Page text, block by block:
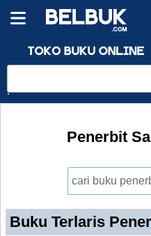
Penerbit
Buku Terlaris